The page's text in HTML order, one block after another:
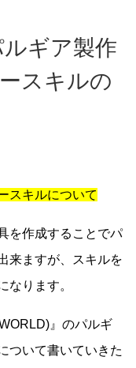
ギア製作
スキルの
スキルについて
を作成することでパ
来ますが、スキルを
なります。
』のパルギ
ついて書いていきた